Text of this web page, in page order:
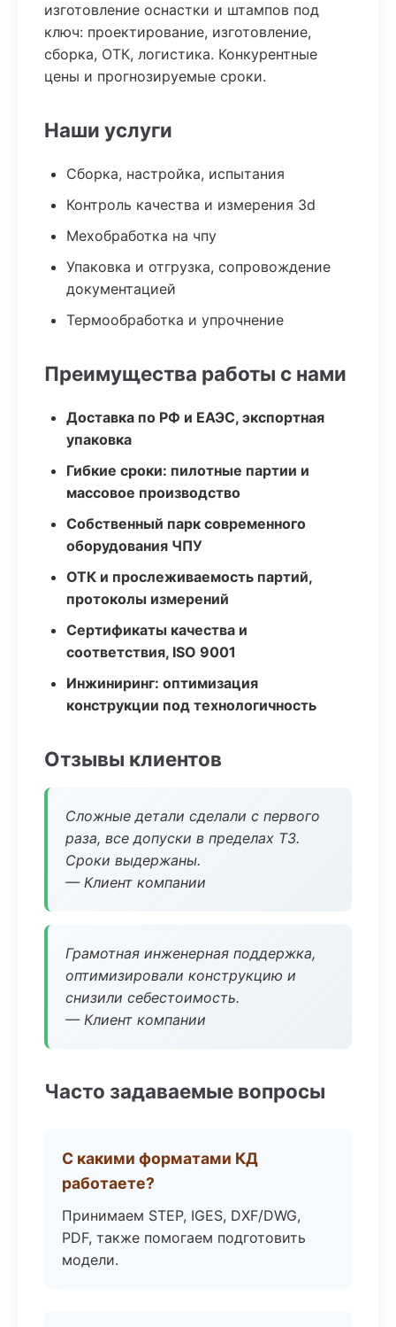
изготовление оснастки и штампов под
ключ: проектирование, изготовление,
сборка, ОТК, логистика. Конкурентные
цены и прогнозируемые сроки.
Наши услуги
Сборка, настройка, испытания
Контроль качества и измерения 3d
Мехобработка на чпу
Упаковка и отгрузка, сопровождение
документацией
Термообработка и упрочнение
Преимущества работы с нами
Доставка по РФ и ЕАЭС, экспортная
упаковка
Гибкие сроки: пилотные партии и
массовое производство
Собственный парк современного
оборудования ЧПУ
ОТК и прослеживаемость партий,
протоколы измерений
Сертификаты качества и
соответствия, ISO 9001
Инжиниринг: оптимизация
конструкции под технологичность
Отзывы клиентов
Сложные детали сделали с первого
раза, все допуски в пределах ТЗ.
Сроки выдержаны.
— Клиент компании
Грамотная инженерная поддержка,
оптимизировали конструкцию и
снизили себестоимость.
— Клиент компании
Часто задаваемые вопросы
С какими форматами КД
работаете?
Принимаем STEP, IGES, DXF/DWG,
PDF, также помогаем подготовить
модели.